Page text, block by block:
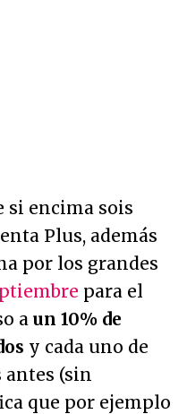
si encima sois
Plus, además
por los grandes
para el
a un 10% de
y cada uno de
antes (sin
que por ejemplo